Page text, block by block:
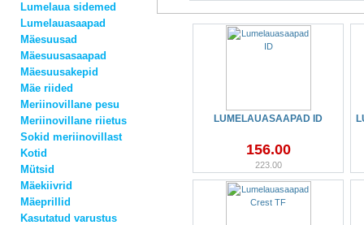
Lumelaua sidemed
Lumelauasaapad
Mäesuusad
Mäesuusasaapad
Mäesuusakepid
Mäe riided
Meriinovillane pesu
Meriinovillane riietus
Sokid meriinovillast
Kotid
Mütsid
Mäekiivrid
Mäeprillid
Kasutatud varustus
LUMELAUASAAPAD ID
156.00
223.00